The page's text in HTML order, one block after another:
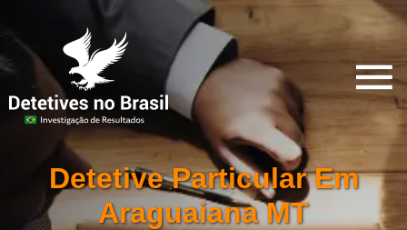
Detetive Particular Em
Araguaiana MT